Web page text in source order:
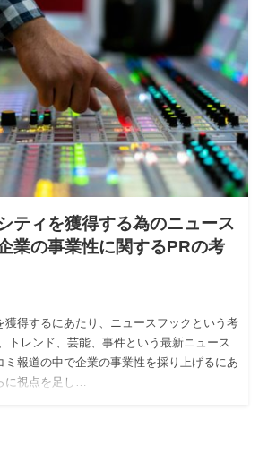
ティを獲得する為のニュース
業の事業性に関するPRの考
獲得するにあたり、ニュースフックという考
トレンド、芸能、事件という最新ニュース
ミ報道の中で企業の事業性を採り上げるにあ
に視点を足し…